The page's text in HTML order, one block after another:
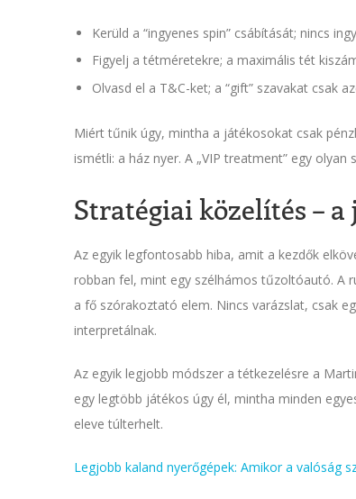
Kerüld a “ingyenes spin” csábítását; nincs
Figyelj a tétméretekre; a maximális tét
Olvasd el a T&C-ket; a “gift” szavakat csak
Miért tűnik úgy, mintha a játékosokat csak
ismétli: a ház nyer. A „VIP treatment” egy
Stratégiai közelítés –
Az egyik legfontosabb hiba, amit a kezdők
robban fel, mint egy szélhámos tűzoltóautó. A
a fő szórakoztató elem. Nincs varázslat, csak
interpretálnak.
Az egyik legjobb módszer a tétkezelésre a
egy legtöbb játékos úgy él, mintha minden
eleve túlterhelt.
Legjobb kaland nyerőgépek: Amikor a valóság